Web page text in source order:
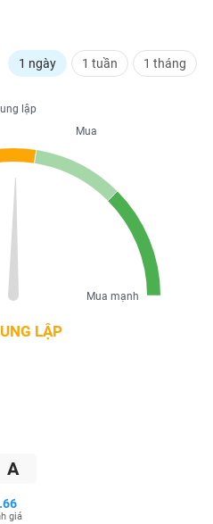
1 ngày 1 tuần 1 tháng
LẬP
lập
Mua
Mua mạnh
A
giá